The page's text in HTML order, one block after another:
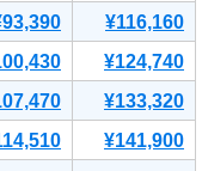
¥116,160
¥124,740
¥133,320
¥141,900